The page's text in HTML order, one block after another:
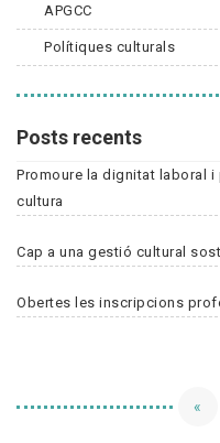
APGCC
Polítiques culturals
Posts recents
Promoure la dignitat laboral
cultura
Cap a una gestió cultural
Obertes les inscripcions
«